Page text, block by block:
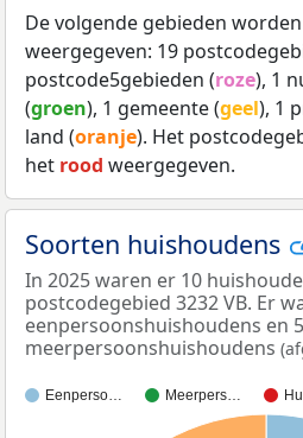
De volgende gebieden
weergegeven: 19
postcode5gebieden (roze), 1
(groen), 1 gemeente (geel), 1
land (oranje). Het
het rood weergegeven.
Soorten huishoudens
In 2025 waren er 10
postcodegebied 3232 VB. Er
eenpersoonshuishoudens en 5
meerpersoonshuishoudens
Eenperso… Meerpers…